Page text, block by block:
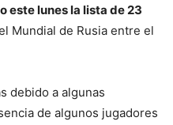
este lunes la lista de 23
Mundial de Rusia entre el
debido a algunas
de algunos jugadores